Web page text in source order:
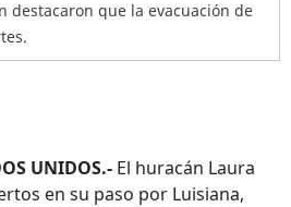
destacaron que la evacuación de
UNIDOS.- El huracán Laura
en su paso por Luisiana,